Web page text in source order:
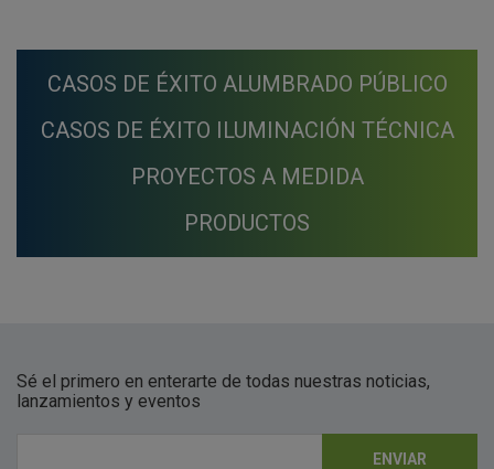
CASOS DE ÉXITO ALUMBRADO PÚBLICO
CASOS DE ÉXITO ILUMINACIÓN TÉCNICA
PROYECTOS A MEDIDA
PRODUCTOS
Sé el primero en enterarte de todas nuestras noticias,
lanzamientos y eventos
ENVIAR